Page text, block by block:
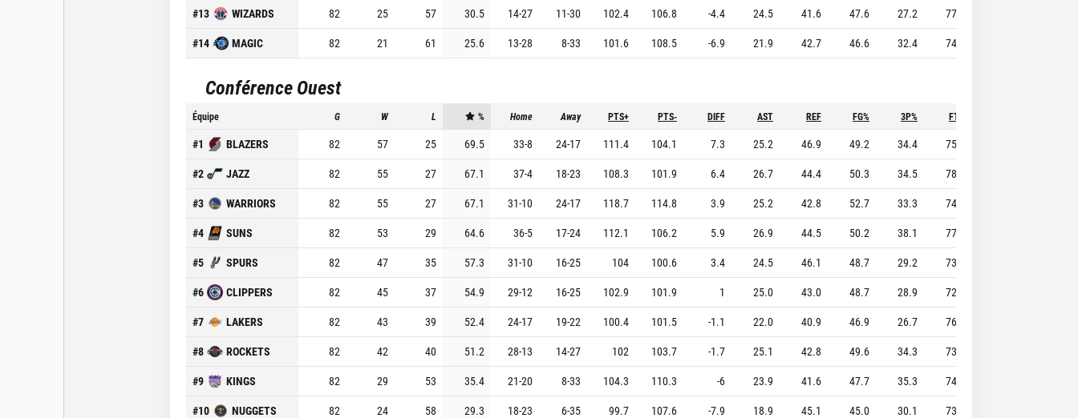
#13 WIZARDS 82 25 57 30.5 14-27 11-30 102.4 106.8 -4.4 24.5 41.6 47.6 27.2 77.8
#14 MAGIC 82 21 61 25.6 13-28 8-33 101.6 108.5 -6.9 21.9 42.7 46.6 32.4 74.6
Conférence Ouest
Équipe G W L % Home Away PTS+ PTS- DIFF AST REF FG% 3P% FT%
#1 BLAZERS 82 57 25 69.5 33-8 24-17 111.4 104.1 7.3 25.2 46.9 49.2 34.4 75.4
#2 JAZZ 82 55 27 67.1 37-4 18-23 108.3 101.9 6.4 26.7 44.4 50.3 34.5 78.8
#3 WARRIORS 82 55 27 67.1 31-10 24-17 118.7 114.8 3.9 25.2 42.8 52.7 33.3 74.6
#4 SUNS 82 53 29 64.6 36-5 17-24 112.1 106.2 5.9 26.9 44.5 50.2 38.1 77.6
#5 SPURS 82 47 35 57.3 31-10 16-25 104 100.6 3.4 24.5 46.1 48.7 29.2 73.6
#6 CLIPPERS 82 45 37 54.9 29-12 16-25 102.9 101.9 1 25.0 43.0 48.7 28.9 72.0
#7 LAKERS 82 43 39 52.4 24-17 19-22 100.4 101.5 -1.1 22.0 40.9 46.9 26.7 76.6
#8 ROCKETS 82 42 40 51.2 28-13 14-27 102 103.7 -1.7 25.1 42.8 49.6 34.3 73.8
#9 KINGS 82 29 53 35.4 21-20 8-33 104.3 110.3 -6 23.9 41.6 47.7 35.3 74.7
#10 NUGGETS 82 24 58 29.3 18-23 6-35 99.7 107.6 -7.9 18.9 45.1 45.0 30.1 73.8